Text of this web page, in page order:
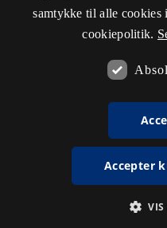
samtykke til alle cookies
cookiepolitik.
Accepter
VIS